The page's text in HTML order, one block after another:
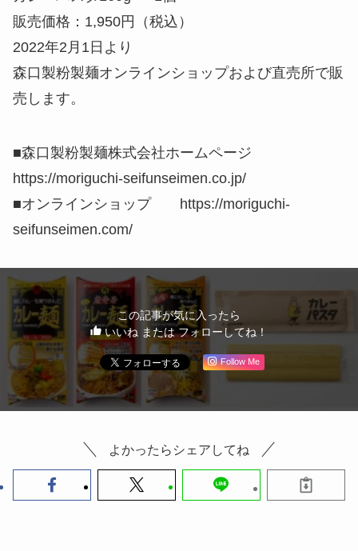
販売価格：1,950円（税込）
2022年2月1日より
森口製粉製麺オンラインショップおよび直売所で販
売します。
■森口製粉製麺株式会社ホームページ
https://moriguchi-seifunseimen.co.jp/
■オンラインショップ https://moriguchi-
seifunseimen.com/
この記事が気に入ったら
いいね または フォローしてね！
Follow Me
よかったらシェアしてね